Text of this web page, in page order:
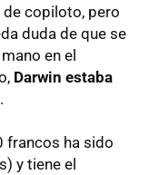
copiloto, pero
duda de que se
en el
Darwin estaba
.
francos ha sido
y tiene el